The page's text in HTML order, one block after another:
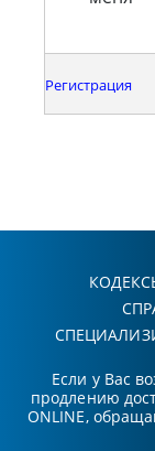
Регистрация
Если у Вас
продлению
ONLINE,